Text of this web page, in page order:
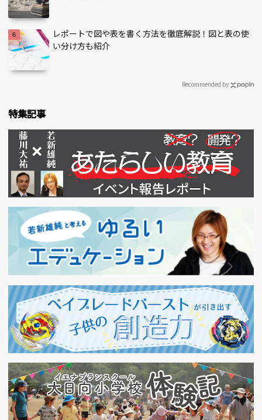
レポートで図や表を書く方法を徹底解説！図と表の使
い分け方も紹介
Recommended by
特集記事